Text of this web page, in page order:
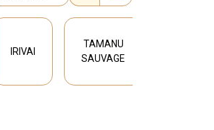
IRIVAI
TAMANU
SAUVAGE